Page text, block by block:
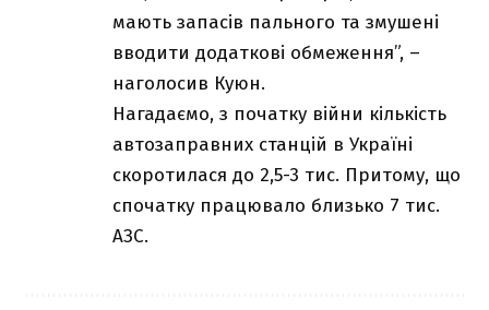
мають запасів пального та змушені
вводити додаткові обмеження”, –
наголосив Куюн.
Нагадаємо, з початку війни кількість
автозаправних станцій в Україні
скоротилася до 2,5-3 тис. Притому, що
спочатку працювало близько 7 тис.
АЗС.